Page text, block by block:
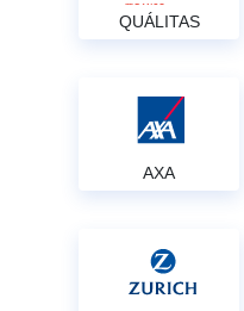
QUÁLITAS
AXA